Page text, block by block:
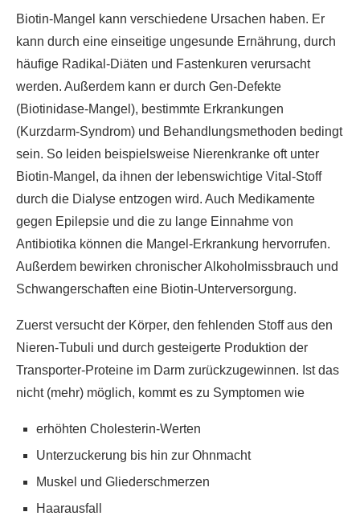
Biotin-Mangel kann verschiedene Ursachen haben. Er
kann durch eine einseitige ungesunde Ernährung, durch
häufige Radikal-Diäten und Fastenkuren verursacht
werden. Außerdem kann er durch Gen-Defekte
(Biotinidase-Mangel), bestimmte Erkrankungen
(Kurzdarm-Syndrom) und Behandlungsmethoden bedingt
sein. So leiden beispielsweise Nierenkranke oft unter
Biotin-Mangel, da ihnen der lebenswichtige Vital-Stoff
durch die Dialyse entzogen wird. Auch Medikamente
gegen Epilepsie und die zu lange Einnahme von
Antibiotika können die Mangel-Erkrankung hervorrufen.
Außerdem bewirken chronischer Alkoholmissbrauch und
Schwangerschaften eine Biotin-Unterversorgung.
Zuerst versucht der Körper, den fehlenden Stoff aus den
Nieren-Tubuli und durch gesteigerte Produktion der
Transporter-Proteine im Darm zurückzugewinnen. Ist das
nicht (mehr) möglich, kommt es zu Symptomen wie
erhöhten Cholesterin-Werten
Unterzuckerung bis hin zur Ohnmacht
Muskel und Gliederschmerzen
Haarausfall